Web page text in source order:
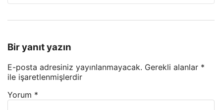
Bir yanıt yazın
E-posta adresiniz yayınlanmayacak. Gerekli alanlar *
ile işaretlenmişlerdir
Yorum *